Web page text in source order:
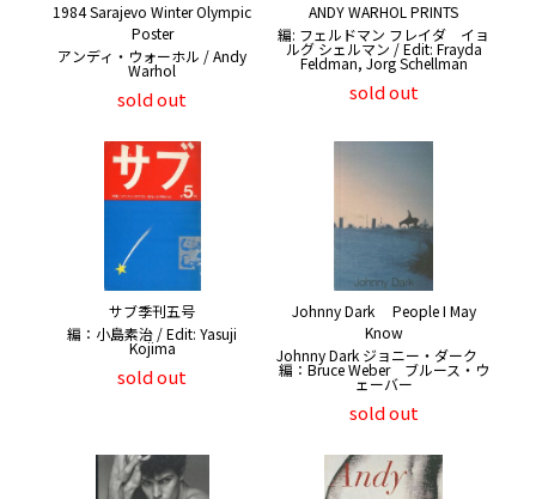
1984 Sarajevo Winter Olympic
Poster
アンディ・ウォーホル / Andy
Warhol
sold out
ANDY WARHOL PRINTS
編: フェルドマン フレイダ イョ
ルグ シェルマン / Edit: Frayda
Feldman, Jorg Schellman
sold out
サブ季刊五号
編：小島素治 / Edit: Yasuji
Kojima
sold out
Johnny Dark People I May
Know
Johnny Dark ジョニー・ダーク
編：Bruce Weber ブルース・ウ
ェーバー
sold out